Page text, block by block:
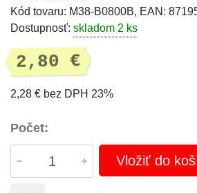
Kód tovaru: M38-B0800B, EAN:
Dostupnosť: skladom 2 ks
2,80 €
2,28 € bez DPH 23%
Počet:
Vložiť do